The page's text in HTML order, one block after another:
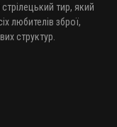
тир, який
любителів зброї,
структур.